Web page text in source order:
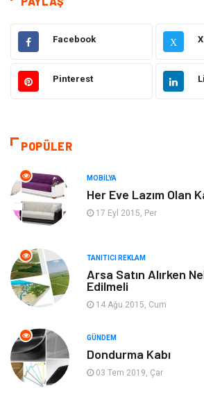
Dekorasyon Elektrik
Ulaşım ve Taşımacılık Alışveriş
Gıda
Bilgisayar ve Yazılım
Giyim
Organizasyon Turizm
Tekstil Tatil
Hediyelik Eşya
Facebook X
Pinterest
POPÜLER
MOBILYA
Her Eve Lazım Olan
17 Eyl 2015, Per
TANITICI REKLAM
Arsa Satın Alırken
Edilmeli
14 Ağu 2015, Cum
GÜNDEM
Dondurma Kabı
03 Tem 2019, Çar